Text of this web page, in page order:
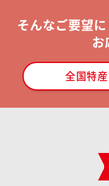
そんなご要望に
お
全国特